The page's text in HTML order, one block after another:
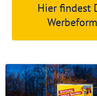
Hier findest